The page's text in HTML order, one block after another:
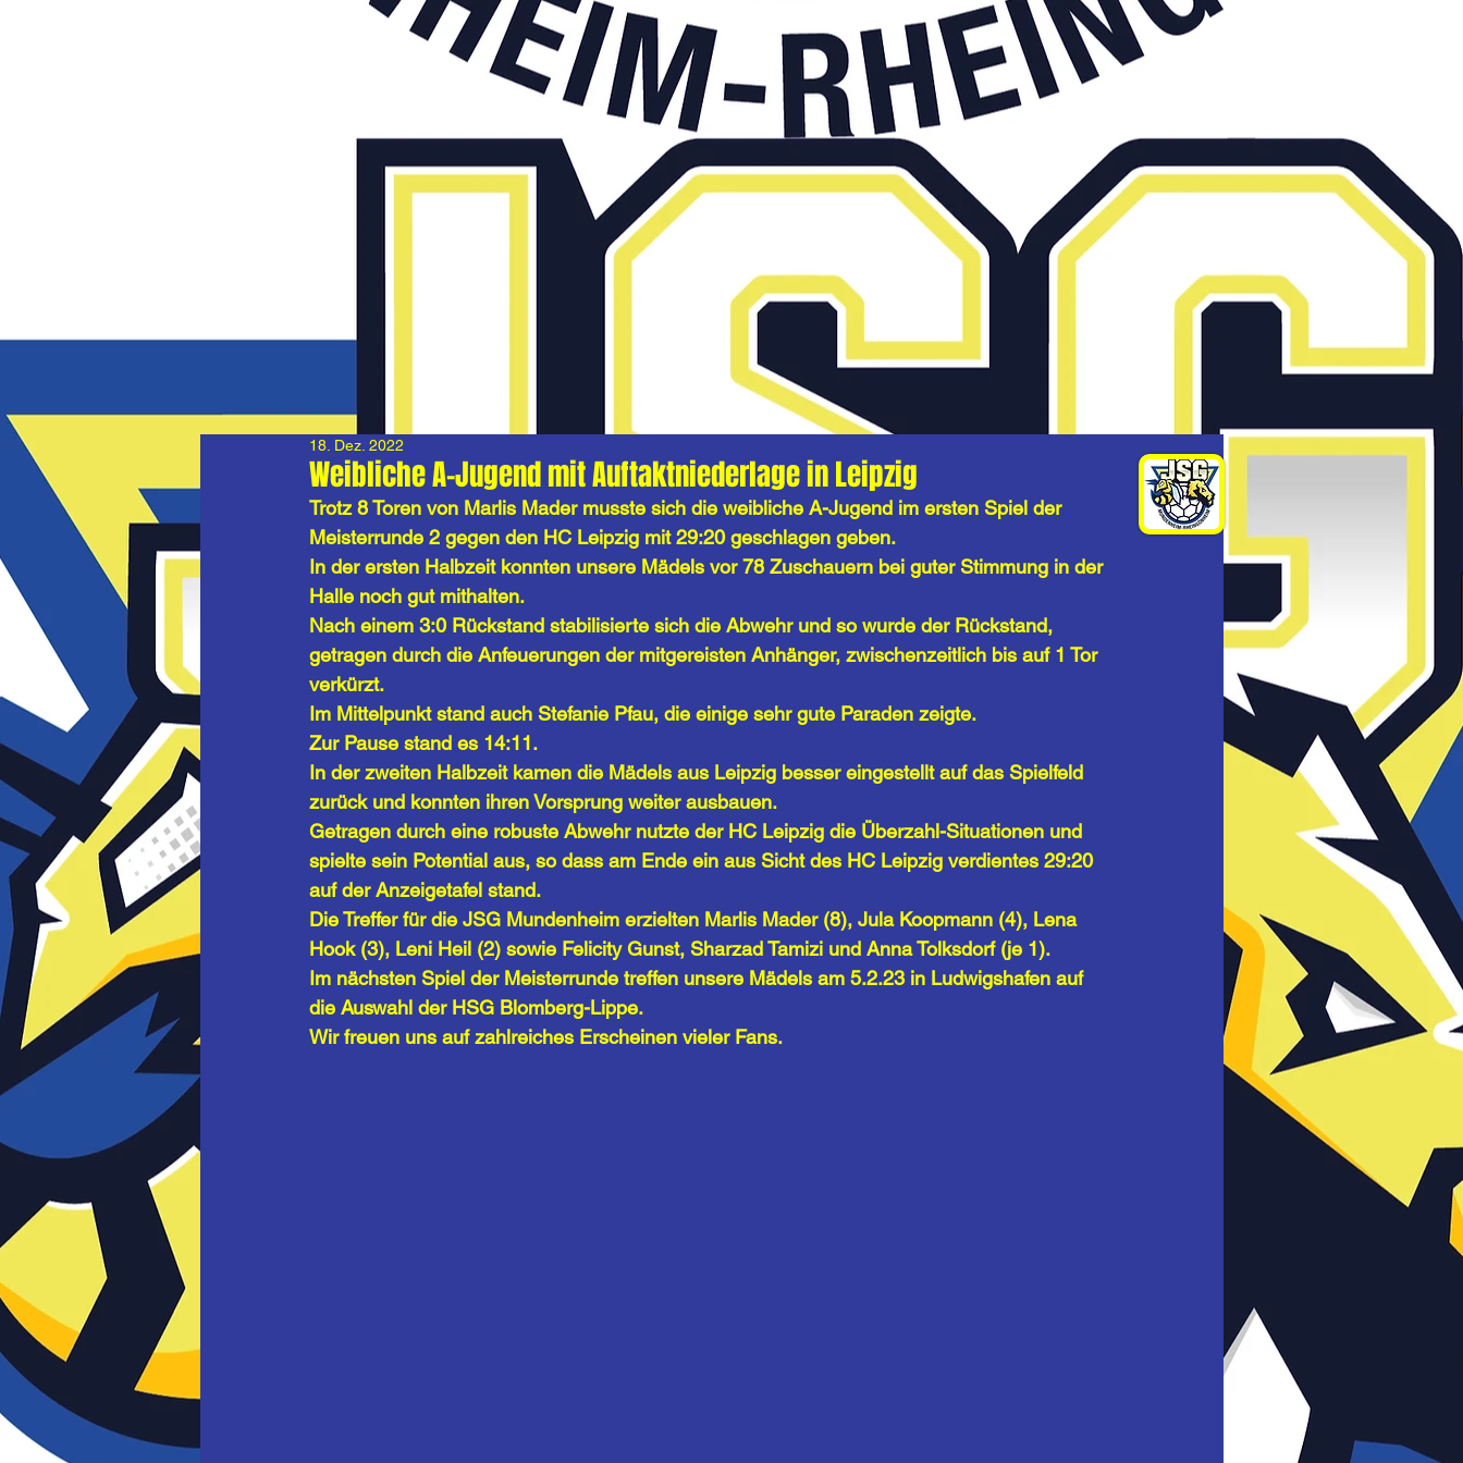
Weibliche A-Jugend mit Auftaktniederlage in Leipzig
18. Dez. 2022
Trotz 8 Toren von Marlis Mader musste sich die weibliche A-Jugend im ersten Spiel der
Meisterrunde 2 gegen den HC Leipzig mit 29:20 geschlagen geben.
In der ersten Halbzeit konnten unsere Mädels vor 78 Zuschauern bei guter Stimmung in der
Halle noch gut mithalten.
Nach einem 3:0 Rückstand stabilisierte sich die Abwehr und so wurde der Rückstand,
getragen durch die Anfeuerungen der mitgereisten Anhänger, zwischenzeitlich bis auf 1 Tor
verkürzt.
Im Mittelpunkt stand auch Stefanie Pfau, die einige sehr gute Paraden zeigte.
Zur Pause stand es 14:11.
In der zweiten Halbzeit kamen die Mädels aus Leipzig besser eingestellt auf das Spielfeld
zurück und konnten ihren Vorsprung weiter ausbauen.
Getragen durch eine robuste Abwehr nutzte der HC Leipzig die Überzahl-Situationen und
spielte sein Potential aus, so dass am Ende ein aus Sicht des HC Leipzig verdientes 29:20
auf der Anzeigetafel stand.
Die Treffer für die JSG Mundenheim erzielten Marlis Mader (8), Jula Koopmann (4), Lena
Hook (3), Leni Heil (2) sowie Felicity Gunst, Sharzad Tamizi und Anna Tolksdorf (je 1).
Im nächsten Spiel der Meisterrunde treffen unsere Mädels am 5.2.23 in Ludwigshafen auf
die Auswahl der HSG Blomberg-Lippe.
Wir freuen uns auf zahlreiches Erscheinen vieler Fans.